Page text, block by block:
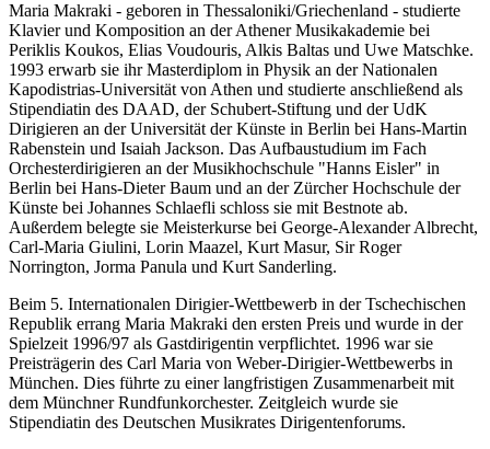
Maria Makraki - geboren in Thessaloniki/Griechenland - studierte
Klavier und Komposition an der Athener Musikakademie bei
Periklis Koukos, Elias Voudouris, Alkis Baltas und Uwe Matschke.
1993 erwarb sie ihr Masterdiplom in Physik an der Nationalen
Kapodistrias-Universität von Athen und studierte anschließend als
Stipendiatin des DAAD, der Schubert-Stiftung und der UdK
Dirigieren an der Universität der Künste in Berlin bei Hans-Martin
Rabenstein und Isaiah Jackson. Das Aufbaustudium im Fach
Orchesterdirigieren an der Musikhochschule "Hanns Eisler" in
Berlin bei Hans-Dieter Baum und an der Zürcher Hochschule der
Künste bei Johannes Schlaefli schloss sie mit Bestnote ab.
Außerdem belegte sie Meisterkurse bei George-Alexander Albrecht,
Carl-Maria Giulini, Lorin Maazel, Kurt Masur, Sir Roger
Norrington, Jorma Panula und Kurt Sanderling.
Beim 5. Internationalen Dirigier-Wettbewerb in der Tschechischen
Republik errang Maria Makraki den ersten Preis und wurde in der
Spielzeit 1996/97 als Gastdirigentin verpflichtet. 1996 war sie
Preisträgerin des Carl Maria von Weber-Dirigier-Wettbewerbs in
München. Dies führte zu einer langfristigen Zusammenarbeit mit
dem Münchner Rundfunkorchester. Zeitgleich wurde sie
Stipendiatin des Deutschen Musikrates Dirigentenforums.